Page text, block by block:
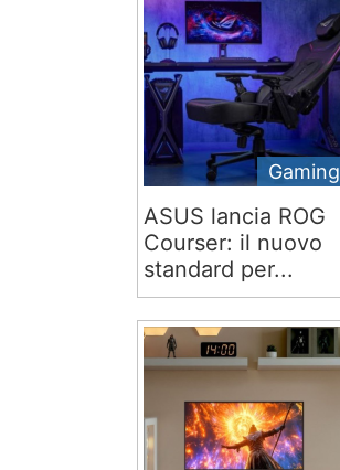
Gaming
ASUS lancia ROG
Courser: il nuovo
standard per...